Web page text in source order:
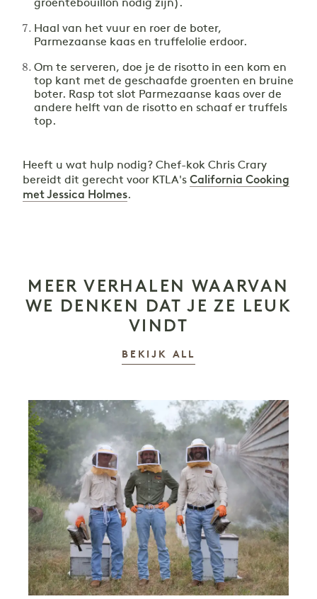
groentebouillon nodig zijn).
Haal van het vuur en roer de boter,
Parmezaanse kaas en truffelolie erdoor.
Om te serveren, doe je de risotto in een kom en
top kant met de geschaafde groenten en bruine
boter. Rasp tot slot Parmezaanse kaas over de
andere helft van de risotto en schaaf er truffels
top.
Heeft u wat hulp nodig? Chef-kok Chris Crary
bereidt dit gerecht voor KTLA's California Cooking
met Jessica Holmes.
MEER VERHALEN WAARVAN
WE DENKEN DAT JE ZE LEUK
VINDT
BEKIJK ALL